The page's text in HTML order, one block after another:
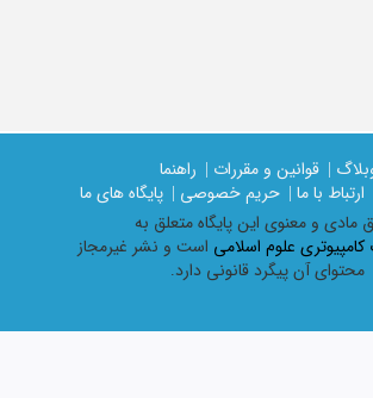
| قوانین و مقررات |
راهنما
ارتباط با ما | حریم خصوصی |
پایگاه های ما
مادی و معنوی اين پايگاه متعلق به
کامپیوتری علوم اسلامی است و نشر غیرمجاز
محتوای آن پیگرد قانونی دارد.